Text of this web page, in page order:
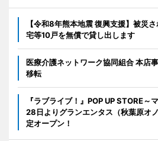
【令和8年熊本地震 復興支援】被災
宅等10戸を無償で貸し出します
医療介護ネットワーク協同組合 本店
移転
『ラブライブ！』POP UP STORE～
28日よりグランエンタス（秋葉原オ
定オープン！